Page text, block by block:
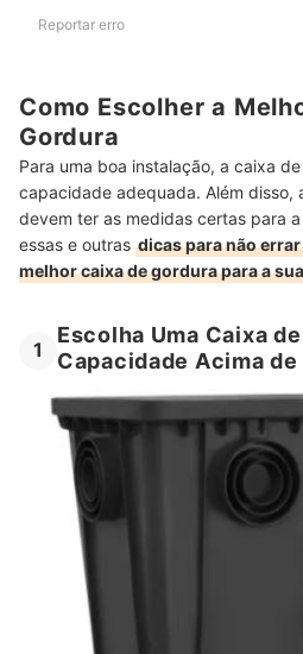
Reportar erro
Como Escolher a
Gordura
Para uma boa instalação, a caixa
capacidade adequada. Além disso,
devem ter as medidas certas para
essas e outras dicas para não
melhor caixa de gordura para a
1
Escolha Uma Caixa
Capacidade Acima